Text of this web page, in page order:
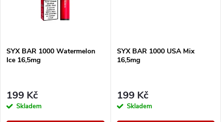
SYX BAR 1000 Watermelon
Ice 16,5mg
199 Kč
Skladem
SYX BAR 1000 USA Mix
16,5mg
199 Kč
Skladem